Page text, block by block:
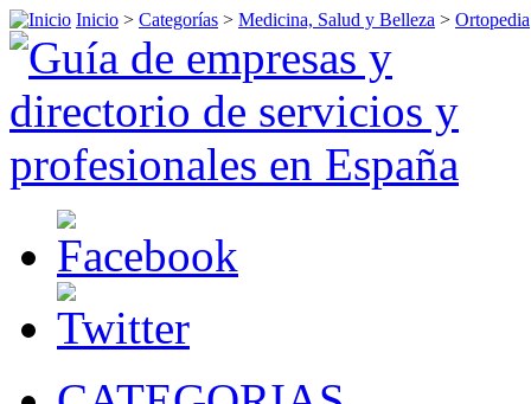
Inicio > Categorías > Medicina, Salud y Belleza > Ortopedia